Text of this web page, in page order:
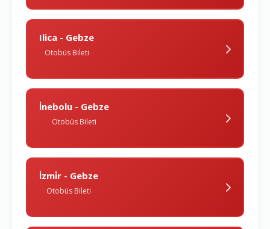
Ilica - Gebze
Otobüs Bileti
İnebolu - Gebze
Otobüs Bileti
İzmi̇r - Gebze
Otobüs Bileti